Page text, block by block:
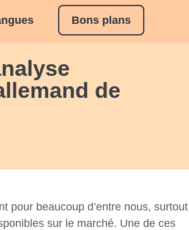
Bons plans
de
pour beaucoup d’entre nous, surtout
sur le marché. Une de ces